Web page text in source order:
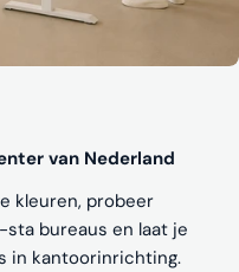
van Nederland
kleuren, probeer
bureaus en laat je
in kantoorinrichting.